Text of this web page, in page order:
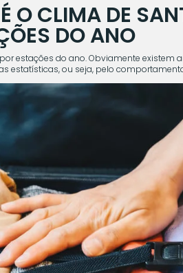
O CLIMA DE
DO ANO
estações do ano. Obviamente
estatísticas, ou seja, pelo